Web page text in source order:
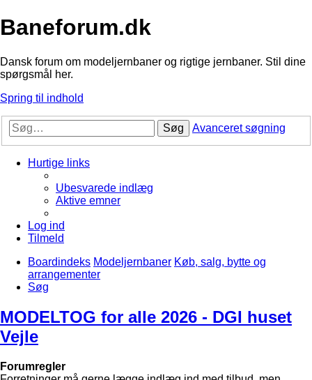
Baneforum.dk
Dansk forum om modeljernbaner og rigtige jernbaner. Stil dine
spørgsmål her.
Spring til indhold
Søg Avanceret søgning
Hurtige links
Ubesvarede indlæg
Aktive emner
Log ind
Tilmeld
Boardindeks Modeljernbaner Køb, salg, bytte og
arrangementer
Søg
MODELTOG for alle 2026 - DGI huset
Vejle
Forumregler